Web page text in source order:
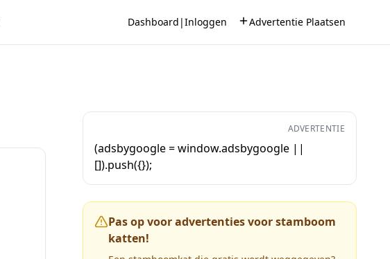
Dashboard |Inloggen Advertentie Plaatsen
ADVERTENTIE
(adsbygoogle = window.adsbygoogle ||
[]).push({});
Pas op voor advertenties voor stamboom
katten!